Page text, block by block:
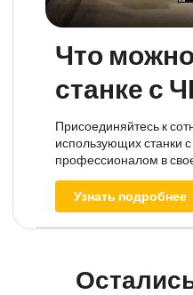
Что
станке с
Присоединяйтесь к
использующих станки
профессионалом в
Узнать подробнее